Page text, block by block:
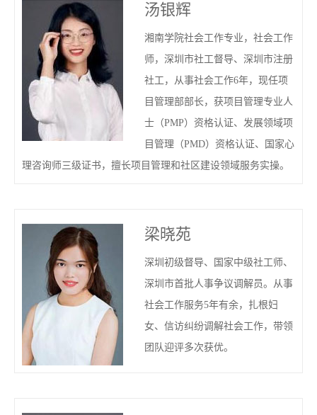
汤银辉
湘南学院社会工作专业，社会工作
师，深圳市社工督导、深圳市注册
社工，从事社会工作6年，现任项
目管理部部长，获项目管理专业人
士（PMP）资格认证、发展领域项
目管理（PMD）资格认证、国家心
理咨询师三级证书，擅长项目管理和社区建设领域服务实操。
梁晓苑
深圳初级督导、国家中级社工师、
深圳市首批人事争议调解员。从事
社会工作服务5年有余，扎根妇
女、信访纠纷调解社会工作，带领
团队迎评多次获优。